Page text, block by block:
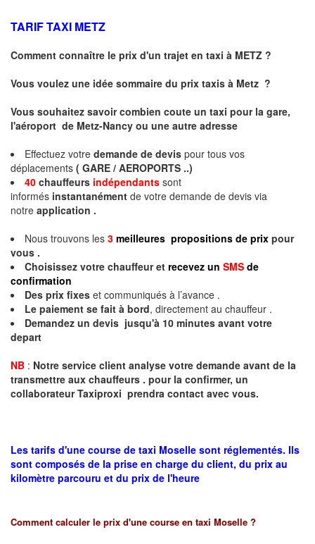
TARIF TAXI METZ
Comment connaître le prix d'un trajet en taxi à METZ ?
Vous voulez une idée sommaire du prix taxis à Metz ?
Vous souhaitez savoir combien coute un taxi pour la gare,
l'aéroport de Metz-Nancy ou une autre adresse
Effectuez votre demande de devis pour tous vos
déplacements ( GARE / AEROPORTS ..)
40 chauffeurs indépendants sont
informés instantanément de votre demande de devis via
notre application .
Nous trouvons les 3 meilleures propositions de prix pour
vous .
Choisissez votre chauffeur et recevez un SMS de
confirmation
Des prix fixes et communiqués à l’avance .
Le paiement se fait à bord, directement au chauffeur .
Demandez un devis jusqu'à 10 minutes avant votre
depart
NB : Notre service client analyse votre demande avant de la
transmettre aux chauffeurs . pour la confirmer, un
collaborateur Taxiproxi prendra contact avec vous.
Les tarifs d'une course de taxi Moselle sont réglementés. Ils
sont composés de la prise en charge du client, du prix au
kilomètre parcouru et du prix de l'heure
Comment calculer le prix d'une course en taxi Moselle ?